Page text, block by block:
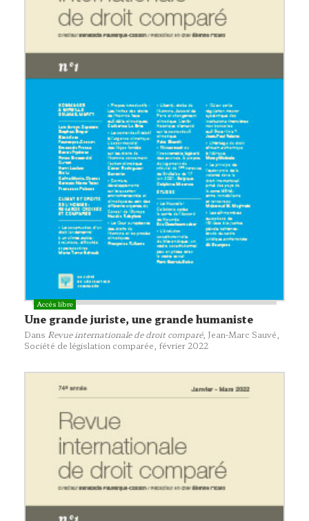
Une grande juriste, une grande humaniste
Dans Revue internationale de droit comparé, Jean-Marc Sauvé,
Société de législation comparée , février 2022